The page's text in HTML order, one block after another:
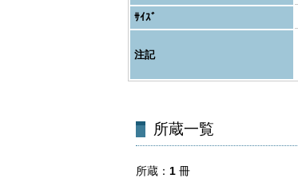
ｻｲｽﾞ
注記
所蔵一覧
所蔵 1 冊